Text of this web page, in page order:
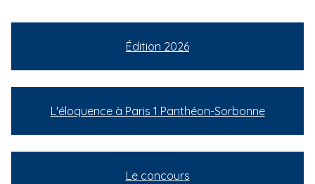
Édition 2026
L'éloquence à Paris 1 Panthéon-Sorbonne
Le concours